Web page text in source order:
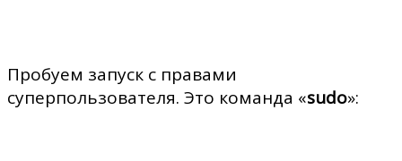
Пробуем запуск с правами
суперпользователя. Это команда «sudo»: